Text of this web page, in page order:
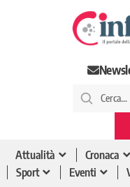
Attualità Cronaca
Sport
Eventi